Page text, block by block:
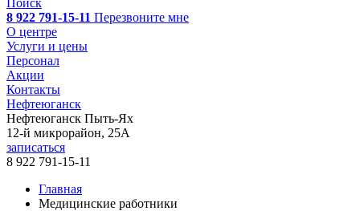
Поиск
8 922 791-15-11 Перезвоните мне
О центре
Услуги и цены
Персонал
Акции
Контакты
Нефтеюганск
Нефтеюганск Пыть-Ях
12-й микрорайон, 25А
записаться
8 922 791-15-11
Главная
Медицинские работники